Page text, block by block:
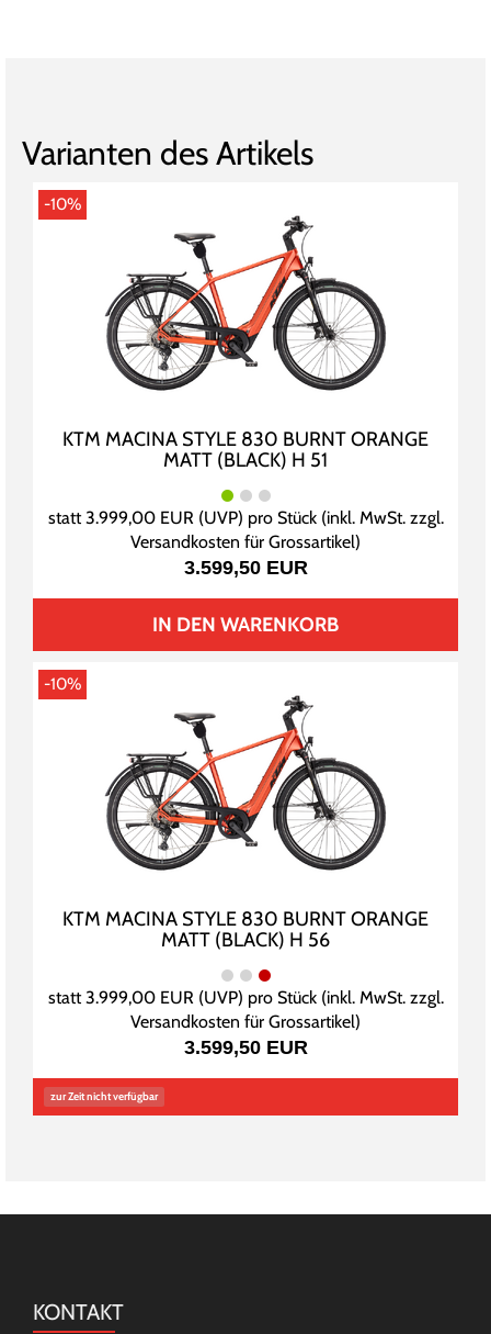
Varianten des Artikels
-10%
KTM MACINA STYLE 830 BURNT ORANGE
MATT (BLACK) H 51
statt3.999,00 EUR(UVP) pro Stück (inkl. MwSt. zzgl.
Versandkosten für Grossartikel)
3.599,50 EUR
IN DEN WARENKORB
-10%
KTM MACINA STYLE 830 BURNT ORANGE
MATT (BLACK) H 56
statt3.999,00 EUR(UVP) pro Stück (inkl. MwSt. zzgl.
Versandkosten für Grossartikel)
3.599,50 EUR
zur Zeit nicht verfügbar
KONTAKT